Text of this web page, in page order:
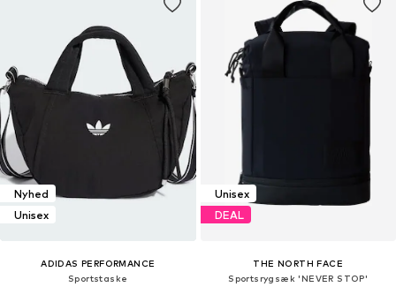
Nyhed
Unisex
ADIDAS PERFORMANCE
Sportstaske
Unisex
DEAL
THE NORTH FACE
Sportsrygsæk 'NEVER STOP'